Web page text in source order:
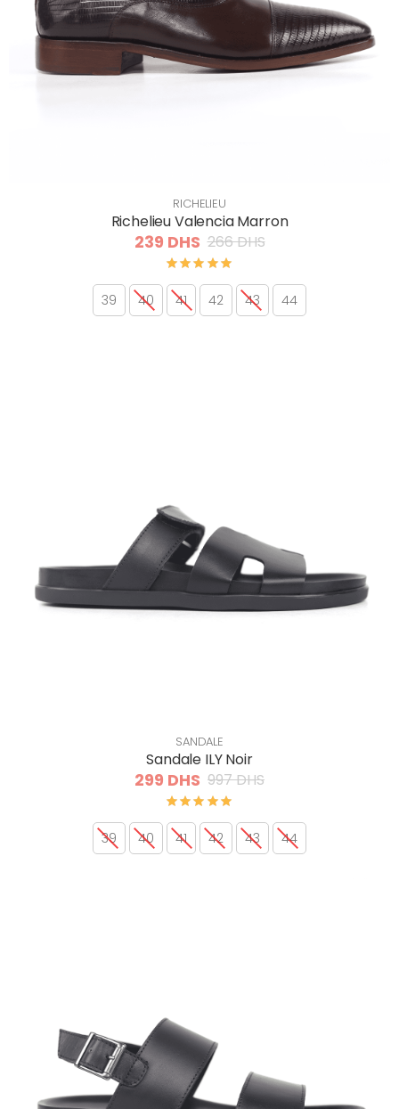
RICHELIEU
Richelieu Valencia Marron
239 DHS 266 DHS
39 40 41 42 43 44
SANDALE
Sandale ILY Noir
299 DHS 997 DHS
39 40 41 42 43 44